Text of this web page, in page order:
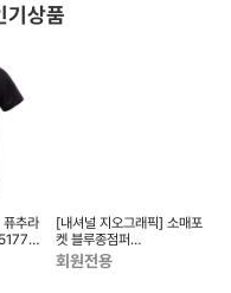
을로64, 1235호
기상품
추라
[내셔널 지오그래픽] 소매포
켓 블루종점퍼
N226UJP340
회원전용